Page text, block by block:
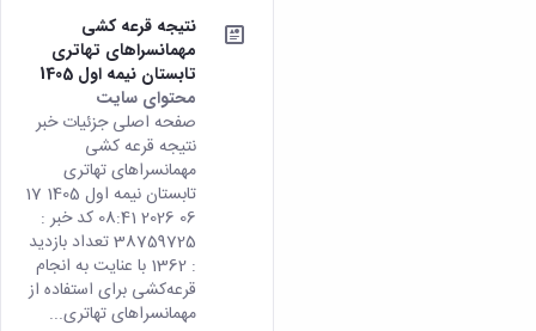
نتیجه قرعه کشی
مهمانسراهای تهاتری
تابستان نیمه اول 1405
محتوای سایت
صفحه اصلی جزئیات خبر
نتیجه قرعه کشی
مهمانسراهای تهاتری
تابستان نیمه اول 1405 17
06 2026 08:41 کد خبر :
38759725 تعداد بازدید
: 1362 با عنایت به انجام
قرعه‌کشی برای استفاده از
مهمانسراهای تهاتری...